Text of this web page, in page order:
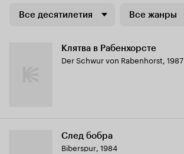
Все десятилетия Все жанры
Клятва в Рабенхорсте
Der Schwur von Rabenhorst, 1987
След бобра
Biberspur, 1984